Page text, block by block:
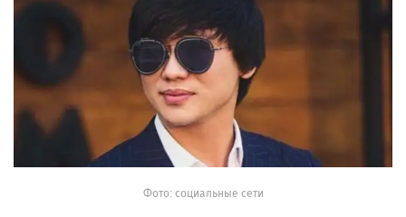
Фото: социальные сети